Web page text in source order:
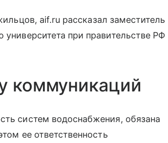
aif.ru рассказал заместитель
университета при правительстве РФ
коммуникаций
систем водоснабжения, обязана
ее ответственность